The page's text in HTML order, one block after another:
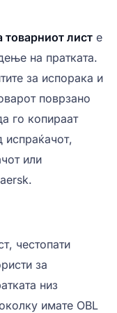
товарниот лист е
на пратката.
за испорака и
поврзано
го копираат
испраќачот,
или
честопати
за
низ
имате OBL